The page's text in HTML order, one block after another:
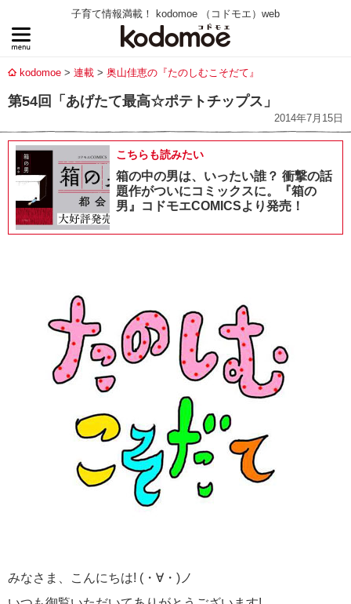
子育て情報満載！ kodomoe （コドモエ）web
kodomoe 連載 奥山佳恵の『たのしむこそだて』
第54回「あげたて最高☆ポテトチップス」
2014年7月15日
こちらも読みたい
箱の中の男は、いったい誰？ 衝撃の話
題作がついにコミックスに。『箱の
男』コドモエCOMICSより発売！
みなさま、こんにちは! (・∀・)ノ